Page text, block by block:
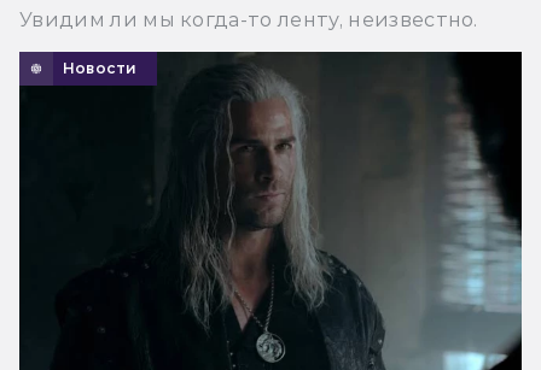
Увидим ли мы когда-то ленту, неизвестно.
Новости